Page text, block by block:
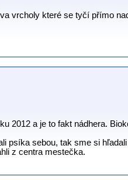
vrcholy které se tyčí přímo
2012 a je to fakt nádhera.
psíka sebou, tak sme si
z centra mestečka.